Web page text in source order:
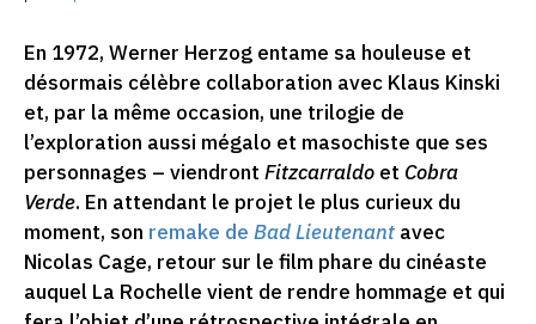
En 1972, Werner Herzog entame sa houleuse et
désormais célèbre collaboration avec Klaus Kinski
et, par la même occasion, une trilogie de
l’exploration aussi mégalo et masochiste que ses
personnages – viendront Fitzcarraldo et Cobra
Verde. En attendant le projet le plus curieux du
moment, son remake de Bad Lieutenant avec
Nicolas Cage, retour sur le film phare du cinéaste
auquel La Rochelle vient de rendre hommage et qui